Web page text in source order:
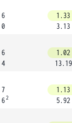
6
0
1.33
3.13
6
4
1.02
13.19
7
62
1.13
5.92